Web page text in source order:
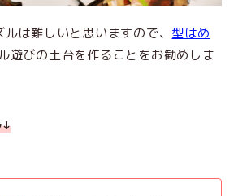
は難しいと思いますので、 型はめ
遊びの土台を作ることをお勧めしま
↓